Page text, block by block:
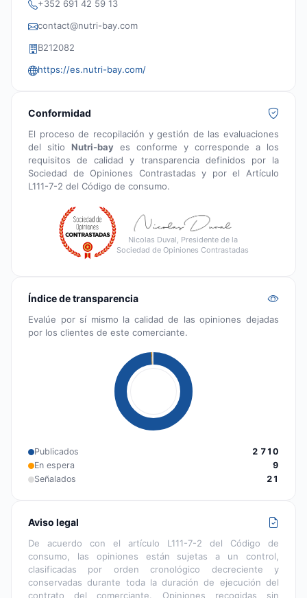
+352 691 42 59 13
contact@nutri-bay.com
B212082
https://es.nutri-bay.com/
Conformidad
El proceso de recopilación y gestión de las evaluaciones
del sitio Nutri-bay es conforme y corresponde a los
requisitos de calidad y transparencia definidos por la
Sociedad de Opiniones Contrastadas y por el Artículo
L111-7-2 del Código de consumo.
Nicolas Duval, Presidente de la
Sociedad de Opiniones Contrastadas
Índice de transparencia
Evalúe por sí mismo la calidad de las opiniones dejadas
por los clientes de este comerciante.
Publicados
2 710
En espera
9
Señalados
21
Aviso legal
De acuerdo con el artículo L111-7-2 del Código de
consumo, las opiniones están sujetas a un control,
clasificadas por orden cronológico decreciente y
conservadas durante toda la duración de ejecución del
contrato del comerciante. Opiniones recogidas sin